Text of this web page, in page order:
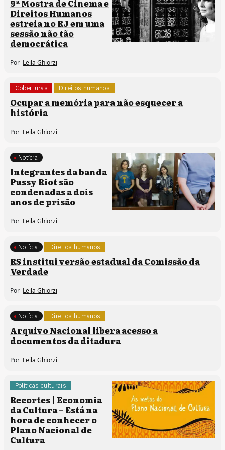
9ª Mostra de Cinema e
Direitos Humanos
estreia no RJ em uma
sessão não tão
democrática
Por Leila Ghiorzi
Coberturas Direitos humanos
Ocupar a memória para não esquecer a
história
Por Leila Ghiorzi
Notícia
Integrantes da banda
Pussy Riot são
condenadas a dois
anos de prisão
Por Leila Ghiorzi
Direitos humanos
Notícia
RS institui versão estadual da Comissão da
Verdade
Por Leila Ghiorzi
Direitos humanos
Notícia
Arquivo Nacional libera acesso a
documentos da ditadura
Por Leila Ghiorzi
Políticas culturais
Recortes | Economia
da Cultura – Está na
hora de conhecer o
Plano Nacional de
Cultura